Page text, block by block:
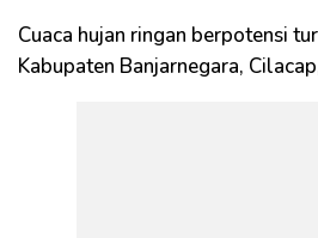
Cuaca hujan ringan berpotensi
Kabupaten Banjarnegara,